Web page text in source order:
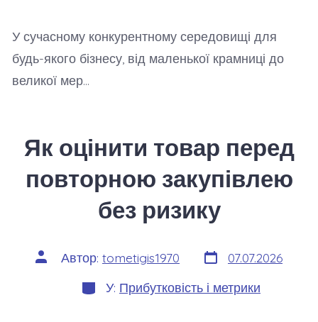
У сучасному конкурентному середовищі для
будь-якого бізнесу, від маленької крамниці до
великої мер…
Як оцінити товар перед
повторною закупівлею
без ризику
Автор
запису
Автор: tometigis1970 Дата
запису
07.07.2026
Категорії
У: Прибутковість і метрики